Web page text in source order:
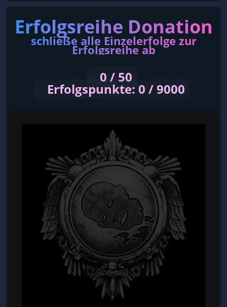
Erfolgsreihe Donation
schließe alle Einzelerfolge zur
Erfolgsreihe ab
0 / 50
Erfolgspunkte: 0 / 9000